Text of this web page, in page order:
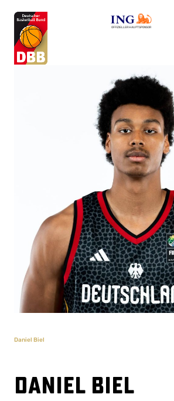
OFFIZIELLER HAUPTSPONSOR
Daniel Biel
Daniel Biel